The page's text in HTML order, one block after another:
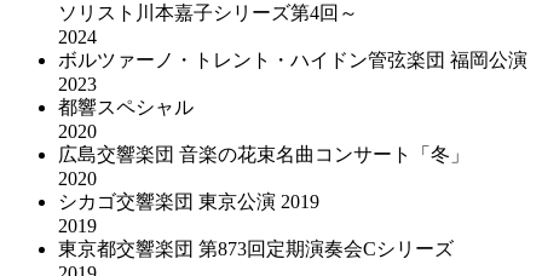
ソリスト川本嘉子シリーズ第4回～
2024
ボルツァーノ・トレント・ハイドン管弦楽団 福岡公演
2023
都響スペシャル
2020
広島交響楽団 音楽の花束名曲コンサート「冬」
2020
シカゴ交響楽団 東京公演 2019
2019
東京都交響楽団 第873回定期演奏会Cシリーズ